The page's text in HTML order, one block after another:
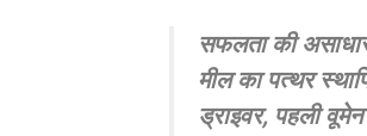
सफलता की
मील का पत्थर
ड्राइवर, पहली